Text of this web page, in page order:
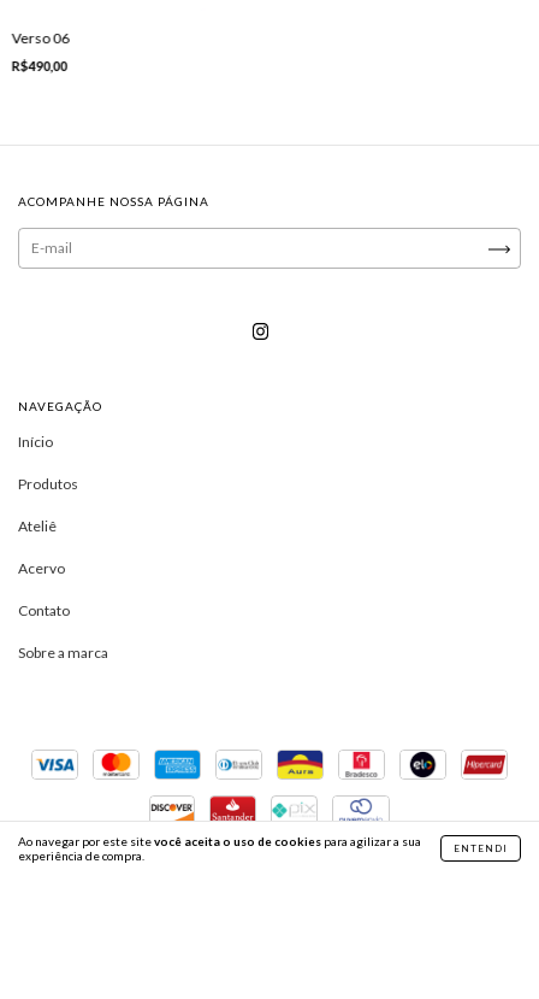
Ao navegar por este sitevocê aceita o uso de cookies para agilizar a sua
experiência de compra.
ENTENDI
Verso 06
R$490,00
ACOMPANHE NOSSA PÁGINA
NAVEGAÇÃO
Início
Produtos
Ateliê
Acervo
Contato
Sobre a marca